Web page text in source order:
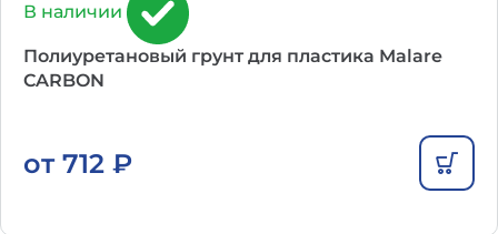
В наличии
Полиуретановый грунт для пластика Malare
CARBON
от 712 ₽